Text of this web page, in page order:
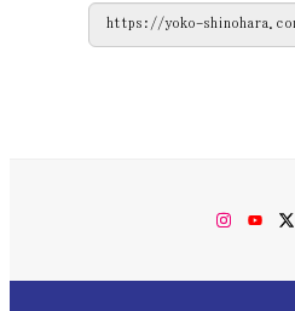
Instagram